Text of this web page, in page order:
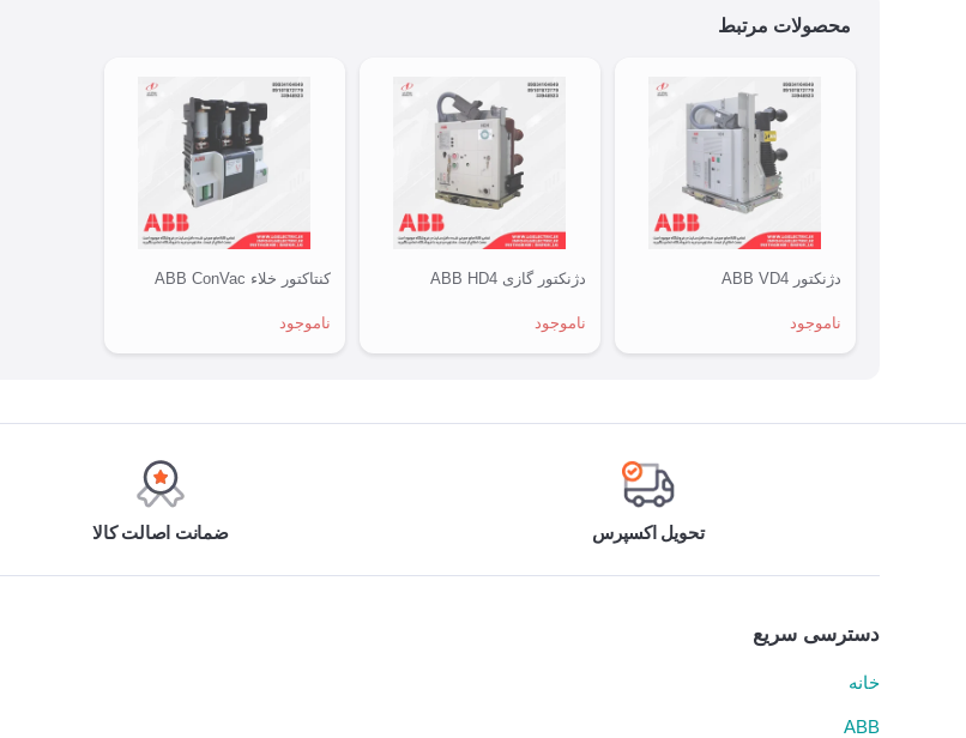
محصولات مرتبط
دژنکتور ABB VD4
ناموجود
دژنکتور گازی ABB HD4
ناموجود
کنتاکتور خلاء ABB ConVac
ناموجود
تحویل اکسپرس ضمانت اصالت کالا
دسترسی سریع
خانه
ABB